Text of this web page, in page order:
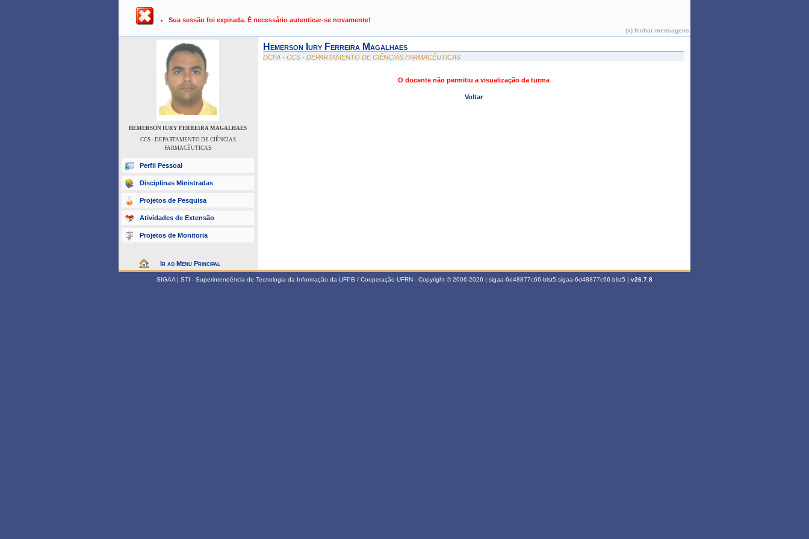
UFPB ›
Sua sessão foi expirada. É necessário autenticar-se novamente!
(x) fechar mensagens
HEMERSON IURY FERREIRA MAGALHAES
CCS - DEPARTAMENTO DE CIÊNCIAS
FARMACÊUTICAS
Perfil Pessoal
Disciplinas Ministradas
Projetos de Pesquisa
Atividades de Extensão
Projetos de Monitoria
Ir ao Menu Principal
Hemerson Iury Ferreira Magalhaes
DCFA - CCS - DEPARTAMENTO DE CIÊNCIAS FARMACÊUTICAS
O docente não permitiu a visualização da turma
Voltar
SIGAA | STI - Superintendência de Tecnologia da Informação da UFPB / Cooperação UFRN - Copyright © 2006-2026 | sigaa-6d48877c66-blst5.sigaa-6d48877c66-blst5 | v26.7.8